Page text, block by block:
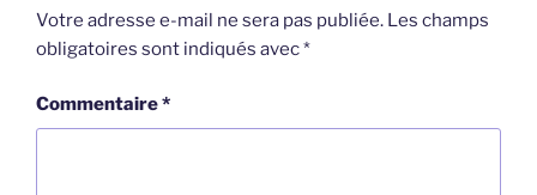
Votre adresse e-mail ne sera pas publiée. Les champs
obligatoires sont indiqués avec*
Commentaire*